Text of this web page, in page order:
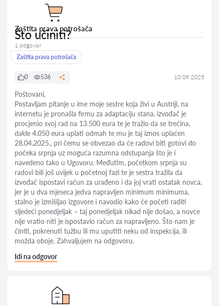
Zaštita prava potrošača
Što učiniti?
1 odgovor
Zaštita prava potrošača
0 536 10.09.2025
Poštovani,
Postavljam pitanje u ime moje sestre koja živi u Austriji, na
internetu je pronašla firmu za adaptaciju stana, izvođač je
procjenio svoj rad na 13.500 eura te je tražio da se trećina,
dakle 4.050 eura uplati odmah te mu je taj iznos uplaćen
28.04.2025., pri čemu se obvezao da će radovi biti gotovi do
počeka srpnja uz moguća razumna odstupanja što je i
navedeno tako u Ugovoru. Međutim, početkom srpnja su
radovi bili još uvijek u početnoj fazi te je sestra tražila da
izvođač ispostavi račun za urađeno i da joj vrati ostatak novca,
jer je u dva mjeseca jedva napravljen minimum minimuma,
stalno je izmišljao izgovore i navodio kako će početi raditi
sljedeći ponedjeljak – taj ponedjeljak nikad nije došao, a novce
nije vratio niti je ispostavio račun za napravljeno. Što nam je
činiti, pokrenuti tužbu ili mu uputiti neku od inspekcija, ili
možda oboje. Zahvaljujem na odgovoru.
Idi na odgovor